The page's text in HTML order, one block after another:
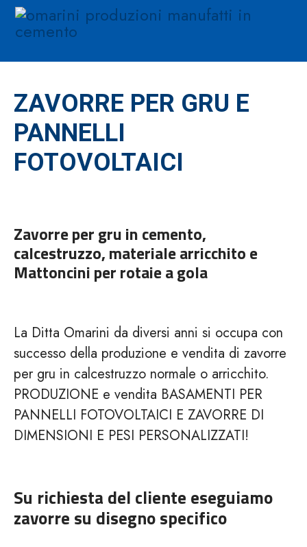
ZAVORRE PER GRU E
PANNELLI
FOTOVOLTAICI
Zavorre per gru in cemento,
calcestruzzo, materiale arricchito e
Mattoncini per rotaie a gola
La Ditta Omarini da diversi anni si occupa con
successo della produzione e vendita di zavorre
per gru in calcestruzzo normale o arricchito.
PRODUZIONE e vendita BASAMENTI PER
PANNELLI FOTOVOLTAICI E ZAVORRE DI
DIMENSIONI E PESI PERSONALIZZATI!
Su richiesta del cliente eseguiamo
zavorre su disegno specifico